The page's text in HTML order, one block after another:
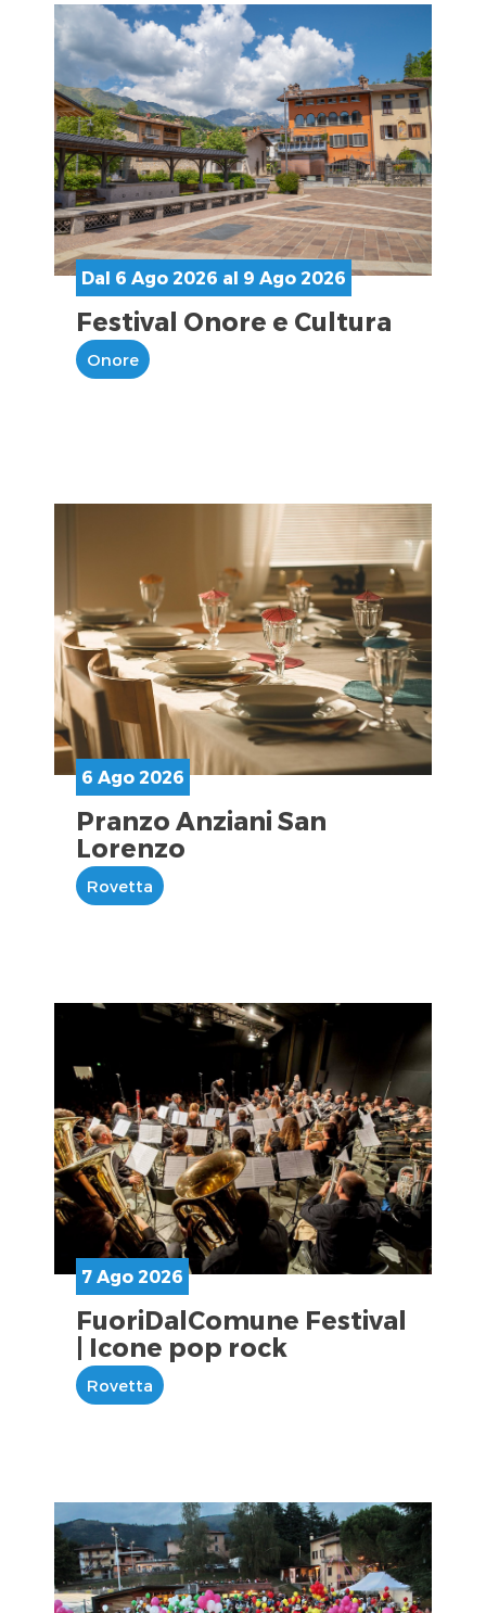
Dal 6 Ago 2026 al 9 Ago 2026
Festival Onore e Cultura
Onore
6 Ago 2026
Pranzo Anziani San
Lorenzo
Rovetta
7 Ago 2026
FuoriDalComune Festival
| Icone pop rock
Rovetta